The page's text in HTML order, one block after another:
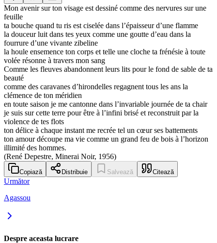
Mon avenir sur ton visage est dessiné comme des nervures sur une
feuille
ta bouche quand tu ris est ciselée dans l’épaisseur d’une flamme
la douceur luit dans tes yeux comme une goutte d’eau dans la
fourrure d’une vivante zibeline
la houle ensemence ton corps et telle une cloche ta frénésie à toute
volée résonne à travers mon sang
Comme les fleuves abandonnent leurs lits pour le fond de sable de ta
beauté
comme des caravanes d’hirondelles regagnent tous les ans la
clémence de ton méridien
en toute saison je me cantonne dans l’invariable journée de ta chair
je suis sur cette terre pour être à l’infini brisé et reconstruit par la
violence de tes flots
ton délice à chaque instant me recrée tel un cœur ses battements
ton amour découpe ma vie comme un grand feu de bois à l’horizon
illimité des hommes.
(René Depestre, Minerai Noir, 1956)
Copiază Distribuie Salvează Citează
Următor
Agassou
Despre aceasta lucrare